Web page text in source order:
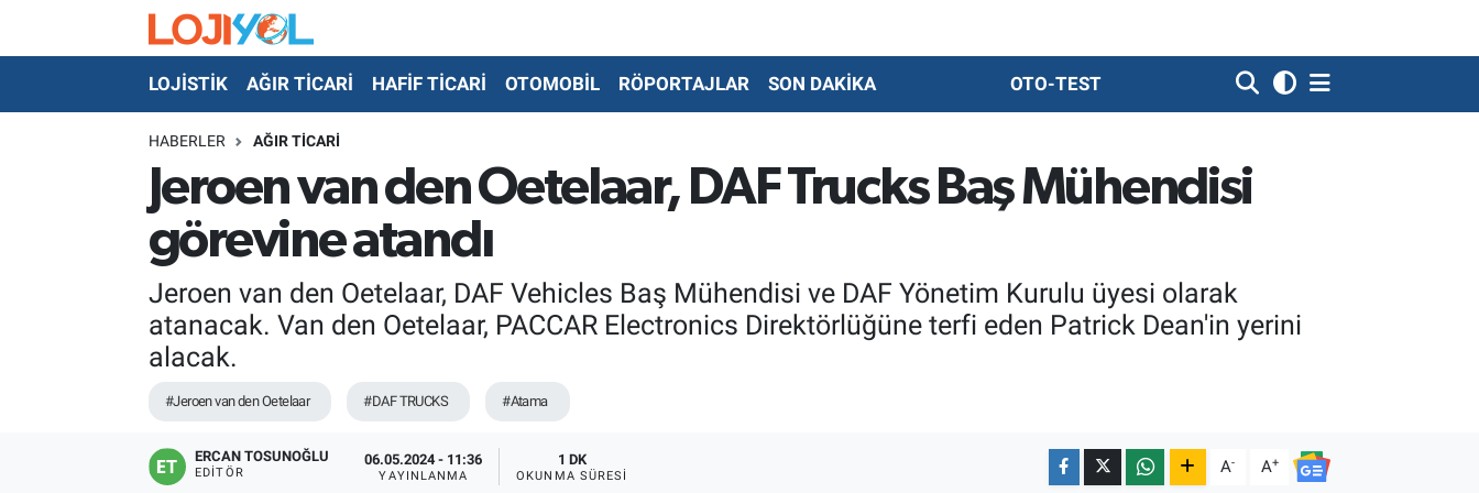
LOJİSTİK AĞIR TİCARİ HAFİF TİCARİ OTOMOBİL RÖPORTAJLAR SON DAKİKA OTO-TEST
HABERLER AĞIR TİCARİ
Jeroen van den Oetelaar, DAF Trucks Baş Mühendisi
görevine atandı
Jeroen van den Oetelaar, DAF Vehicles Baş Mühendisi ve DAF Yönetim Kurulu üyesi olarak
atanacak. Van den Oetelaar, PACCAR Electronics Direktörlüğüne terfi eden Patrick Dean'in yerini
alacak.
#Jeroen van den Oetelaar #DAF TRUCKS #Atama
ERCAN TOSUNOĞLU
EDITÖR
06.05.2024 - 11:36
YAYINLANMA
1 DK
OKUNMA SÜRESI A- A+
OTO-TEST